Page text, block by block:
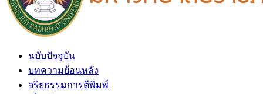
ฉบับปัจจุบัน
บทความย้อนหลัง
จริยธรรมการตีพิมพ์